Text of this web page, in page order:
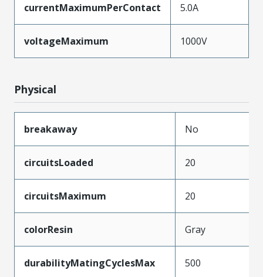
currentMaximumPerContact 5.0A
voltageMaximum 1000V
Physical
breakaway No
circuitsLoaded 20
circuitsMaximum 20
colorResin Gray
durabilityMatingCyclesMax 500